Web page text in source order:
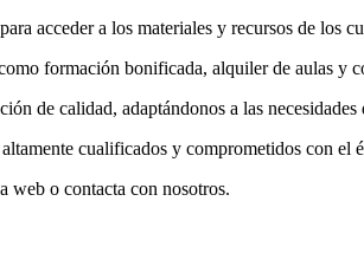
acceder a los materiales y recursos de los
formación bonificada, alquiler de aulas y
de calidad, adaptándonos a las
cualificados y comprometidos con el
web o contacta con nosotros.